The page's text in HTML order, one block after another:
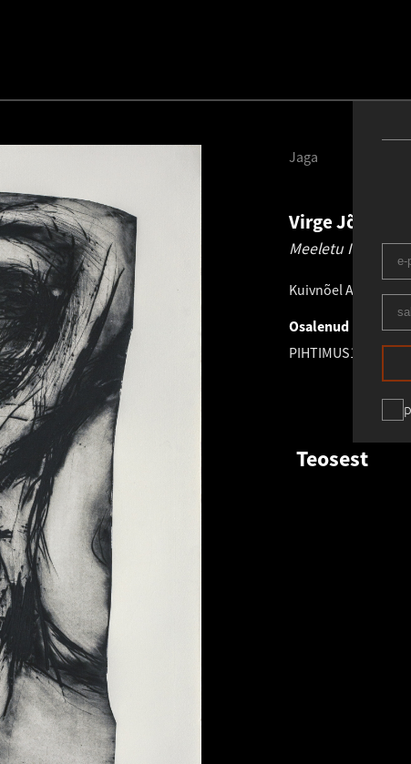
Virge Jõekalda
Meeletu II. 1996
Kuivnõel AP 97.0 ×
Osalenud näitusel
PIHTIMUS
Teosest
Jaga